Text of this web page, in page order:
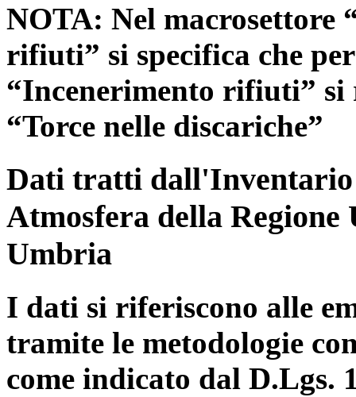
NOTA: Nel macrosettore
rifiuti” si specifica che
“Incenerimento rifiuti”
“Torce nelle discariche”
Dati tratti dall'Inventario
Atmosfera della
Umbria
I dati si riferiscono alle
tramite le metodologie
come indicato dal D.Lgs.